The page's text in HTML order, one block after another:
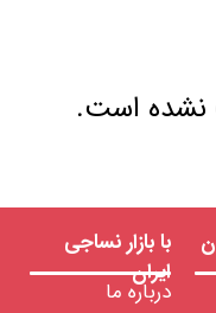
است.
با بازار نساجی
ایران
درباره ما